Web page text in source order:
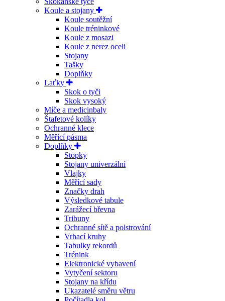
Koule a stojany
Koule soutěžní
Koule tréninkové
Koule z mosazi
Koule z nerez oceli
Stojany
Tašky
Doplňky
Laťky
Skok o tyči
Skok vysoký
Míče a medicinbaly
Štafetové kolíky
Ochranné klece
Měřící pásma
Doplňky
Stopky
Stojany univerzální
Vlajky
Měřící sady
Značky drah
Výsledkové tabule
Zarážecí břevna
Tribuny
Ochranné sítě a polstrování
Vrhací kruhy
Tabulky rekordů
Trénink
Elektronické vybavení
Vytyčení sektoru
Stojany na křídu
Ukazatelé směru větru